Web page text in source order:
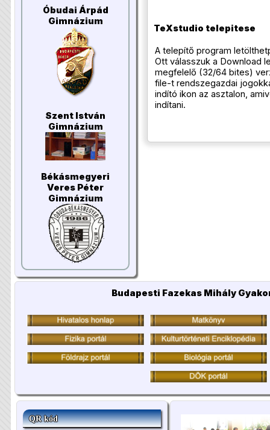
Óbudai Árpád
Gimnázium
Szent István
Gimnázium
Békásmegyeri
Veres Péter
Gimnázium
TeXstudio telepitese
A telepítő program
Ott válasszuk a Download
megfelelő (32/64 bites)
file-t rendszegazdai
indító ikon az asztalon,
indítani.
Budapesti Fazekas Mihály
QR kód